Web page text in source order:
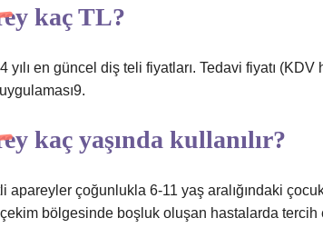
kaç TL?
yılı en güncel diş teli fiyatları. Tedavi fiyatı
kaç yaşında kullanılır?
apareyler çoğunlukla 6-11 yaş aralığındaki
çekim bölgesinde boşluk oluşan hastalarda tercih